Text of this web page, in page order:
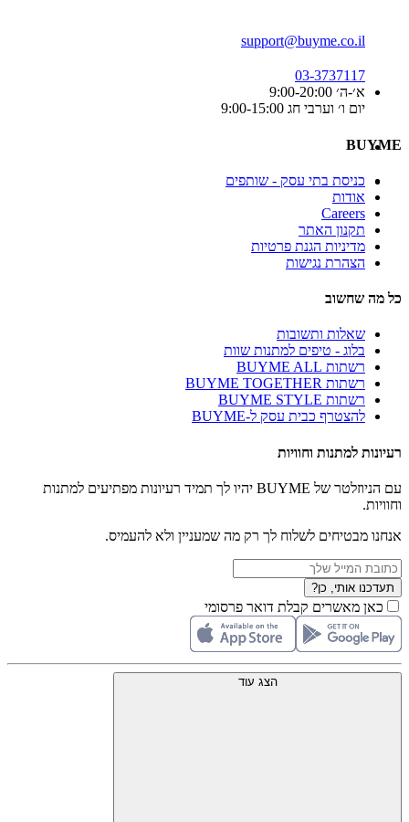
support@buyme.co.il
03-3737117
א׳-ה׳ 9:00-20:00
יום ו׳ וערבי חג 9:00-15:00
BUYME
כניסת בתי עסק - שותפים
אודות
Careers
תקנון האתר
מדיניות הגנת פרטיות
הצהרת נגישות
כל מה שחשוב
שאלות ותשובות
בלוג - טיפים למתנות שוות
רשתות BUYME ALL
רשתות BUYME TOGETHER
רשתות BUYME STYLE
להצטרף כבית עסק ל-BUYME
רעיונות למתנות וחוויות
עם הניוזלטר של BUYME יהיו לך תמיד רעיונות מפתיעים למתנות
וחוויות.
אנחנו מבטיחים לשלוח לך רק מה שמעניין ולא להעמיס.
תעדכנו אותי, כן?
כאן מאשרים קבלת דואר פרסומי
הצג עוד